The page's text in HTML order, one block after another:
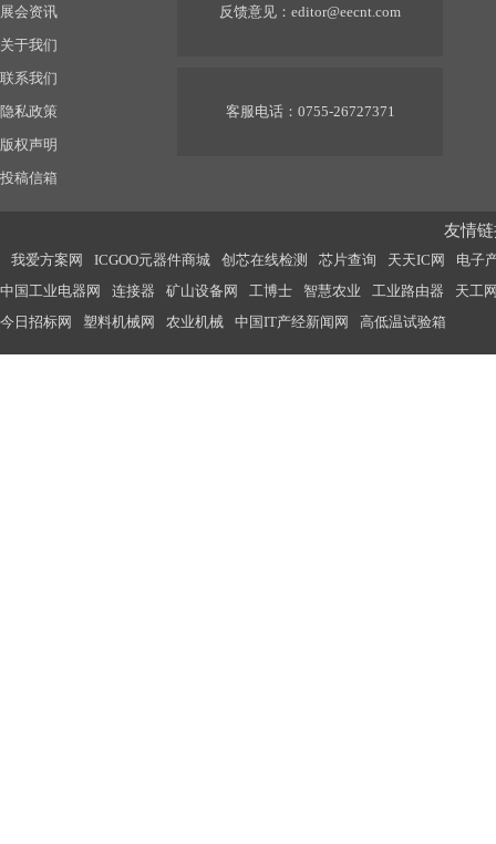
展会资讯
关于我们
联系我们
隐私政策
版权声明
投稿信箱
反馈意见： editor@eecnt.com
客服电话：0755-26727371
友情
我爱方案网 ICGOO元器件商城 创芯在线检测 芯片查询 天天IC网
电子
中国工业电器网
连接器 矿山设备网 工博士 智慧农业 工业路由器
天工
今日招标网
塑料机械网 农业机械 中国IT产经新闻网 高低温试验箱